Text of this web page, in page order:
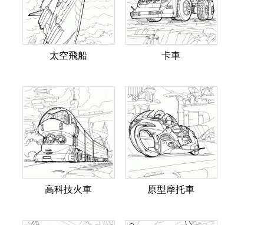
太空飛船 卡車
高科技火車 原型摩托車